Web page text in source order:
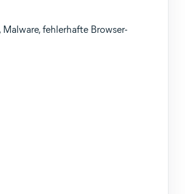
fehlerhafte Browser-